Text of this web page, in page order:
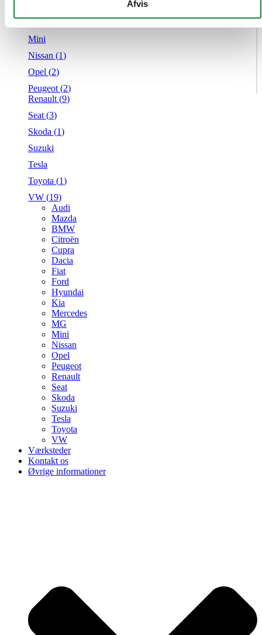
givet dem, eller som de har indsamlet fra din brug af deres
tjenester.
Afvis
Mini
Nissan (1)
Opel (2)
Peugeot (2)
Renault (9)
Seat (3)
Skoda (1)
Suzuki
Tesla
Toyota (1)
VW (19)
Audi
Mazda
BMW
Citroën
Cupra
Dacia
Fiat
Ford
Hyundai
Kia
Mercedes
MG
Mini
Nissan
Opel
Peugeot
Renault
Seat
Skoda
Suzuki
Tesla
Toyota
VW
Værksteder
Kontakt os
Øvrige informationer